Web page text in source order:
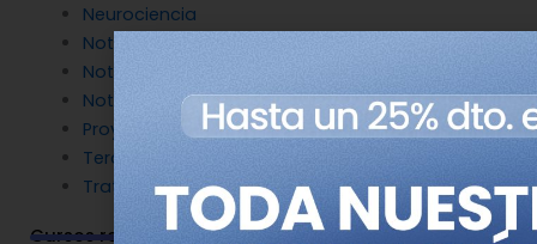
Neurociencia
Noticias de Genotipia
Noticias de investigación
Noticias patrocinadas
Proyectos
Terapia Génica
Tratamientos
Cursos relacionados